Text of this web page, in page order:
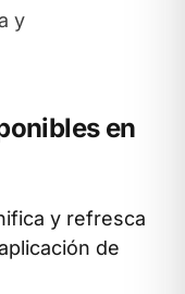
y
en
y refresca
de